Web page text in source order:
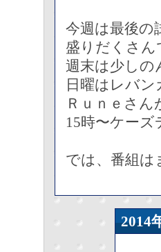
今週は最後の
盛りだくさん
週末は少しの
日曜はレバ
Ｒｕｎｅさ
15時〜ケー
では、番組は